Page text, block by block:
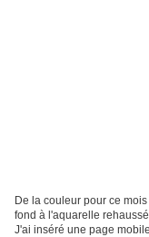
De la couleur pour ce
fond à l'aquarelle
J'ai inséré une page